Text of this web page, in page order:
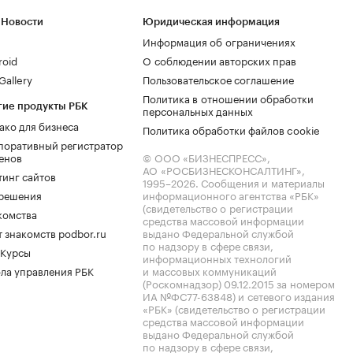
продукты РБК
для бизнеса
регистратор
сайтов
знакомств podbor.ru
управления РБК
Юридическая информация
Информация об ограничениях
О соблюдении авторских прав
Пользовательское соглашение
Политика в отношении обработки
персональных данных
Политика обработки файлов cookie
© ООО «БИЗНЕСПРЕСС»,
АО «РОСБИЗНЕСКОНСАЛТИНГ»,
1995–2026. Сообщения и материалы
информационного агентства «РБК»
(свидетельство о регистрации
средства массовой информации
выдано Федеральной службой
по надзору в сфере связи,
информационных технологий
и массовых коммуникаций
(Роскомнадзор) 09.12.2015 за номером
ИА №ФС77-63848) и сетевого издания
«РБК» (свидетельство о регистрации
средства массовой информации
выдано Федеральной службой
по надзору в сфере связи,